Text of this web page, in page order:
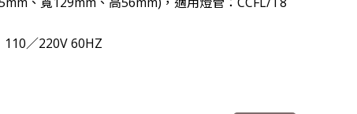
110／220V 60HZ